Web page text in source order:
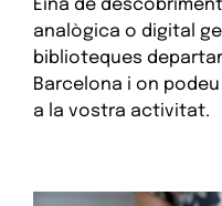
Eina de
analògica o digital
biblioteques
Barcelona i on
a la vostra activitat.